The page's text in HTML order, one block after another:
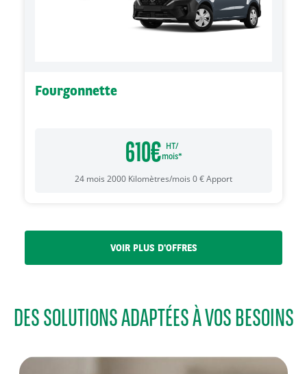
Fourgonnette
610€
HT/
mois*
24 mois 2000 Kilomètres/mois 0€Apport
VOIR PLUS D'OFFRES
DES SOLUTIONS ADAPTÉES À VOS BESOINS